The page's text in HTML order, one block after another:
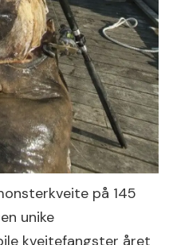
på 145
unike